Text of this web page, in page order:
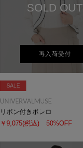
SOLD OUT
再入荷受付
SALE
UNIVERVALMUSE
リボン付きボレロ
￥9,075(税込) 50%OFF